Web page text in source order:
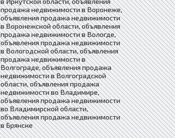
продажа недвижимости в Воронеже,
объявления продажа недвижимости
в Воронежской области, объявления
продажа недвижимости в Вологде,
объявления продажа недвижимости
в Вологодской области, объявления
продажа недвижимости в
Волгограде, объявления продажа
недвижимости в Волгоградской
области, объявления продажа
недвижимости во Владимире,
объявления продажа недвижимости
во Владимирской области,
объявления продажа недвижимости
в Брянске